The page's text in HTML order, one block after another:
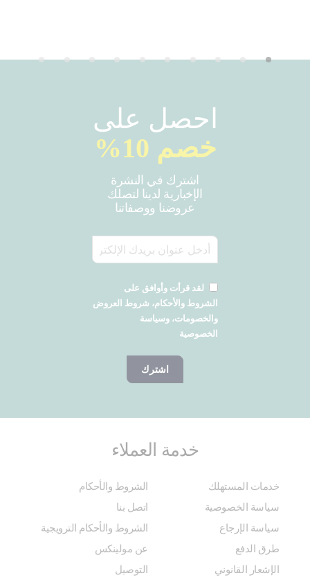
احصل على
خصم 10%
اشترك في النشرة
الإخبارية لدينا لتصلك
عروضنا ووصفاتنا
لقد قرأت وأوافق على
الشروط والأحكام، شروط العروض
والخصومات، وسياسة
الخصوصية
اشترك
خدمة العملاء
خدمات المستهلك
الشروط والأحكام
سياسة الخصوصية
اتصل بنا
سياسة الإرجاع
الشروط والأحكام الترويجية
طرق الدفع
عن مولينكس
الإشعار القانوني
التوصيل